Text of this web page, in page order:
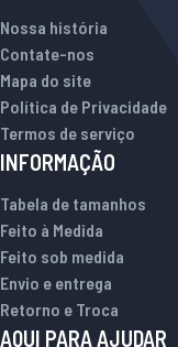
Nossa história
Contate-nos
Mapa do site
Política de Privacidade
Termos de serviço
INFORMAÇÃO
Tabela de tamanhos
Feito à Medida
Feito sob medida
Envio e entrega
Retorno e Troca
AQUI PARA AJUDAR